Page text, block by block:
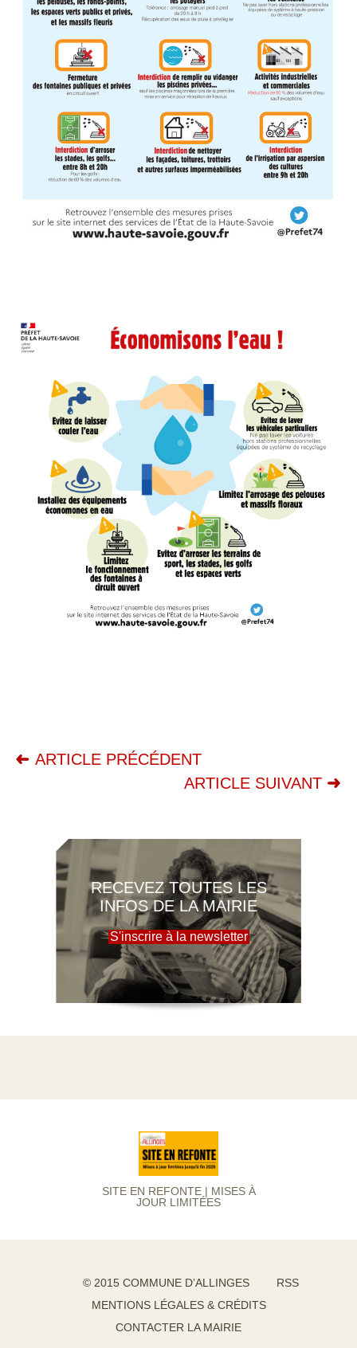
ARTICLE PRÉCÉDENT
ARTICLE SUIVANT
RECEVEZ TOUTES LES
INFOS DE LA MAIRIE
S'inscrire à la newsletter
SITE EN REFONTE | MISES À
JOUR LIMITÉES
© 2015 COMMUNE D’ALLINGES
RSS
MENTIONS LÉGALES & CRÉDITS
CONTACTER LA MAIRIE